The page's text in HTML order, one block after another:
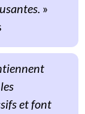
»
et font